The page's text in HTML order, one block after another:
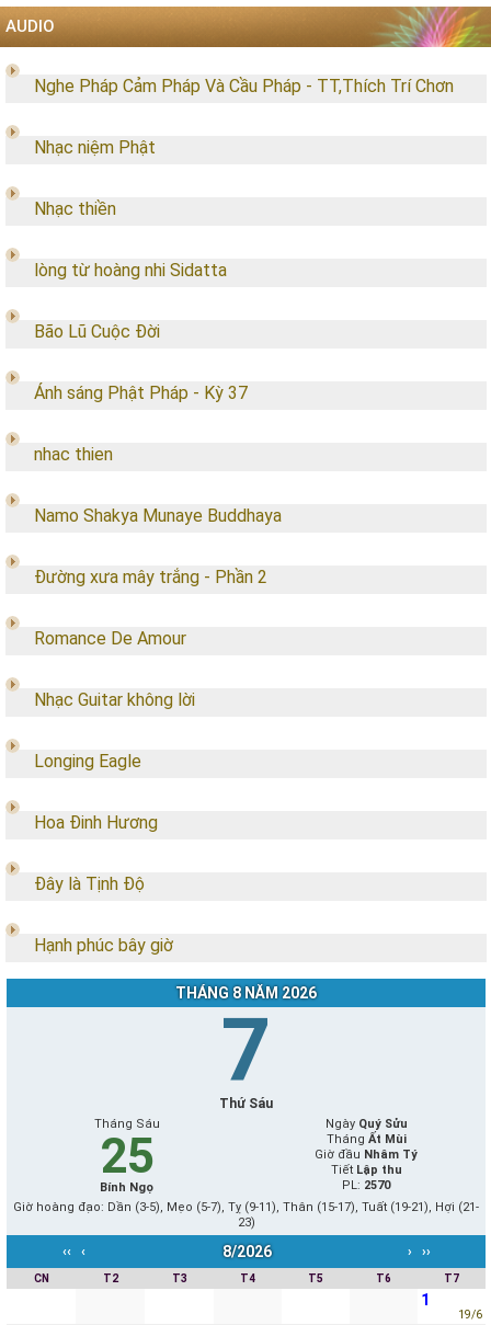
AUDIO
Nghe Pháp Cảm Pháp Và Cầu Pháp - TT,Thích Trí Chơn
Nhạc niệm Phật
Nhạc thiền
lòng từ hoàng nhi Sidatta
Bão Lũ Cuộc Đời
Ánh sáng Phật Pháp - Kỳ 37
nhac thien
Namo Shakya Munaye Buddhaya
Đường xưa mây trắng - Phần 2
Romance De Amour
Nhạc Guitar không lời
Longing Eagle
Hoa Đinh Hương
Đây là Tịnh Độ
Hạnh phúc bây giờ
THÁNG 8 NĂM 2026
7
Thứ Sáu
Tháng Sáu
25
Bính Ngọ
Ngày Quý Sửu
Tháng Ất Mùi
Giờ đầu Nhâm Tý
Tiết Lập thu
PL: 2570
Giờ hoàng đạo: Dần (3-5), Mẹo (5-7), Tỵ (9-11), Thân (15-17), Tuất (19-21), Hợi (21-
23)
‹‹ ‹ 8/2026 › ››
CN T2 T3 T4 T5 T6 T7
1
19/6